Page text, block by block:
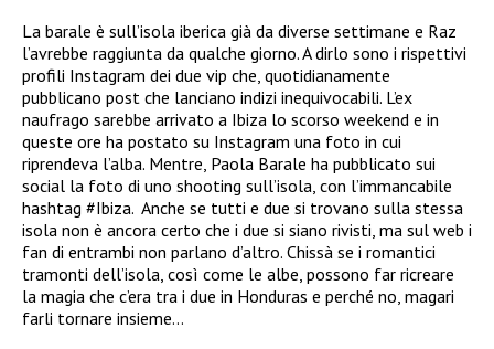
La barale è sull’isola iberica già da diverse settimane e Raz
l’avrebbe raggiunta da qualche giorno. A dirlo sono i rispettivi
profili Instagram dei due vip che, quotidianamente
pubblicano post che lanciano indizi inequivocabili. L’ex
naufrago sarebbe arrivato a Ibiza lo scorso weekend e in
queste ore ha postato su Instagram una foto in cui
riprendeva l’alba. Mentre, Paola Barale ha pubblicato sui
social la foto di uno shooting sull’isola, con l’immancabile
hashtag #Ibiza. Anche se tutti e due si trovano sulla stessa
isola non è ancora certo che i due si siano rivisti, ma sul web i
fan di entrambi non parlano d’altro. Chissà se i romantici
tramonti dell’isola, così come le albe, possono far ricreare
la magia che c’era tra i due in Honduras e perché no, magari
farli tornare insieme…